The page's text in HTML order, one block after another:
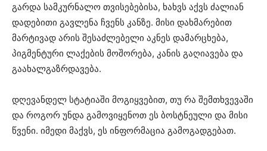
გარდა სამკურნალო თვისებებისა, ხახვს აქვს ძალიან
დადებითი გავლენა ჩვენს კანზე. მისი დახმარებით
მარტივად არის შესაძლებელი აკნეს დამარცხება,
პიგმენტური ლაქების მოშორება, კანის გაღიავება და
გაახალგაზრდავება.
დღევანდელ სტატიაში მოგიყვებით, თუ რა შემთხვევაში
და როგორ უნდა გამოვიყენოთ ეს ბოსტნეული და მისი
წვენი. იმედი მაქვს, ეს ინფორმაცია გამოგადგებათ.